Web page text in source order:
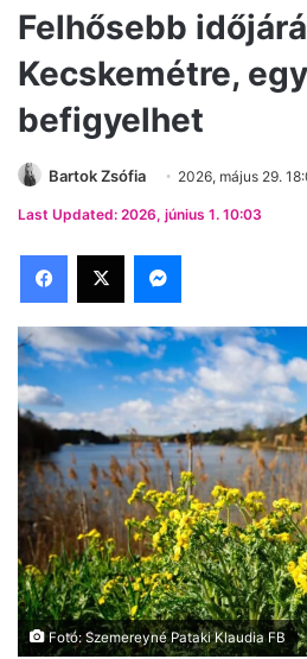
Felhősebb
Kecskemétre,
befigyelhet
Bartok Zsófia 2026, május 29.
Last Updated: 2026, június 1. 10:03
Facebook
X Messenger
Fotó: Szemereyné Pataki Klaudia FB